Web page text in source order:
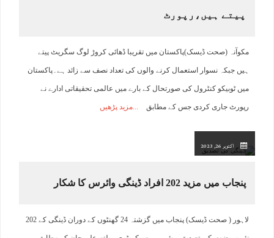
پیتے ہیں،رپورٹ
مکوآنہ (صحت ڈیسک)پاکستان میں تقریبا ڈھائی کروڑ لوگ سگریٹ پیتے
ہیں جبکہ نسوار استعمال کرنے والوں کی تعداد نصف سے زائد ہے۔پاکستان
میں ٹوبیکو کنٹرول کی صورتحال کے بارے میں عالمی تحقیقاتی ادارے نے
رپورٹ جاری کردی جس کے مطابق مزید پڑھیں
اکتوبر 26, 2023
پنجاب میں مزید 202 افراد ڈینگی وائرس کا شکار
لاہور ( صحت ڈیسک) پنجاب میں گزشتہ 24 گھنٹوں کے دوران ڈینگی کے 202